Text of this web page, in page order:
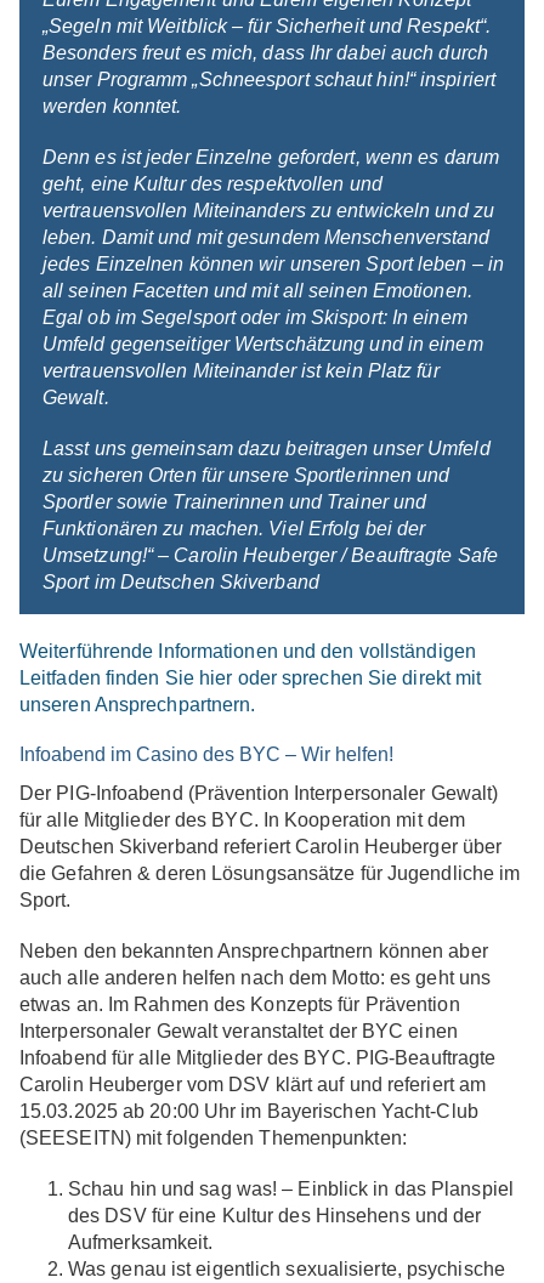
„Segeln mit Weitblick – für Sicherheit und Respekt“.
Besonders freut es mich, dass Ihr dabei auch durch
unser Programm „Schneesport schaut hin!“ inspiriert
werden konntet.
Denn es ist jeder Einzelne gefordert, wenn es darum
geht, eine Kultur des respektvollen und
vertrauensvollen Miteinanders zu entwickeln und zu
leben. Damit und mit gesundem Menschenverstand
jedes Einzelnen können wir unseren Sport leben – in
all seinen Facetten und mit all seinen Emotionen.
Egal ob im Segelsport oder im Skisport: In einem
Umfeld gegenseitiger Wertschätzung und in einem
vertrauensvollen Miteinander ist kein Platz für
Gewalt.
Lasst uns gemeinsam dazu beitragen unser Umfeld
zu sicheren Orten für unsere Sportlerinnen und
Sportler sowie Trainerinnen und Trainer und
Funktionären zu machen. Viel Erfolg bei der
Umsetzung!“ – Carolin Heuberger / Beauftragte Safe
Sport im Deutschen Skiverband
Weiterführende Informationen und den vollständigen
Leitfaden finden Sie hier oder sprechen Sie direkt mit
unseren Ansprechpartnern.
Infoabend im Casino des BYC – Wir helfen!
Der PIG-Infoabend (Prävention Interpersonaler Gewalt)
für alle Mitglieder des BYC. In Kooperation mit dem
Deutschen Skiverband referiert Carolin Heuberger über
die Gefahren & deren Lösungsansätze für Jugendliche im
Sport.
Neben den bekannten Ansprechpartnern können aber
auch alle anderen helfen nach dem Motto: es geht uns
etwas an. Im Rahmen des Konzepts für Prävention
Interpersonaler Gewalt veranstaltet der BYC einen
Infoabend für alle Mitglieder des BYC. PIG-Beauftragte
Carolin Heuberger vom DSV klärt auf und referiert am
15.03.2025 ab 20:00 Uhr im Bayerischen Yacht-Club
(SEESEITN) mit folgenden Themenpunkten:
Schau hin und sag was! – Einblick in das Planspiel
des DSV für eine Kultur des Hinsehens und der
Aufmerksamkeit.
Was genau ist eigentlich sexualisierte, psychische